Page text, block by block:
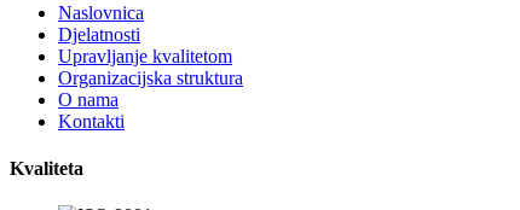
Naslovnica
Djelatnosti
Upravljanje kvalitetom
Organizacijska struktura
O nama
Kontakti
Kvaliteta